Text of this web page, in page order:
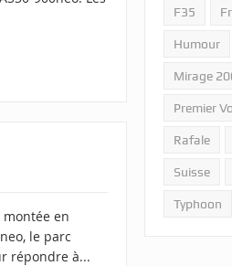
montée en
le parc
répondre à...
F35
Humour
Mirage
Premier
Rafale
Suisse
Typhoon